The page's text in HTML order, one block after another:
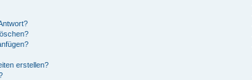
erstellen?